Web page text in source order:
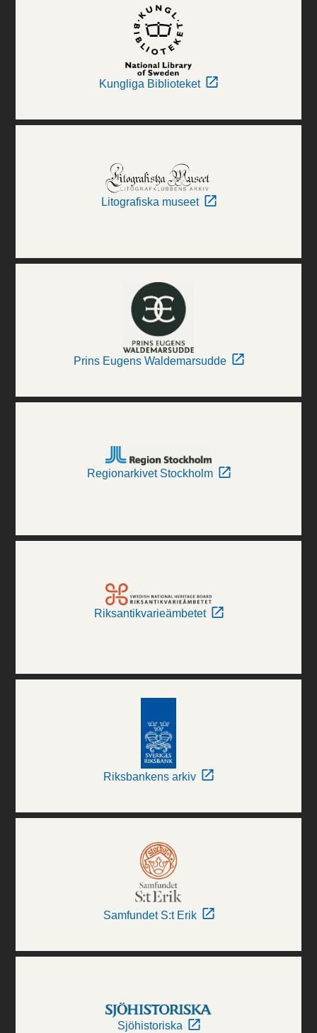
Kungliga Biblioteket
Litografiska museet
Prins Eugens Waldemarsudde
Regionarkivet Stockholm
Riksantikvarieämbetet
Riksbankens arkiv
Samfundet S:t Erik
Sjöhistoriska